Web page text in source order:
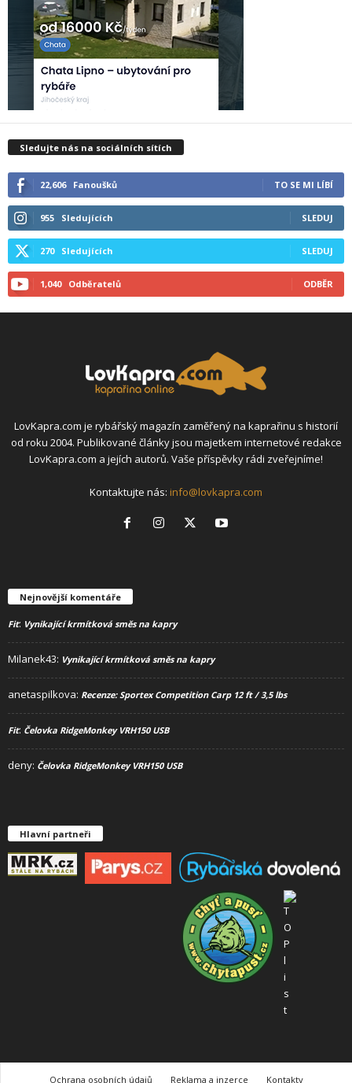
Sledujte nás na sociálních sítích
22,606 Fanoušků TO SE MI LÍBÍ
955 Sledujících SLEDUJ
270 Sledujících SLEDUJ
1,040 Odběratelů ODBĚR
LovKapra.com je rybářský magazín zaměřený na kaprařinu s historií
od roku 2004. Publikované články jsou majetkem internetové redakce
LovKapra.com a jejích autorů. Vaše příspěvky rádi zveřejníme!
Kontaktujte nás: info@lovkapra.com
Nejnovější komentáře
Fit: Vynikající krmítková směs na kapry
Milanek43: Vynikající krmítková směs na kapry
anetaspilkova: Recenze: Sportex Competition Carp 12 ft / 3,5 lbs
Fit: Čelovka RidgeMonkey VRH150 USB
deny: Čelovka RidgeMonkey VRH150 USB
Hlavní partneři
Ochrana osobních údajů Reklama a inzerce Kontakty